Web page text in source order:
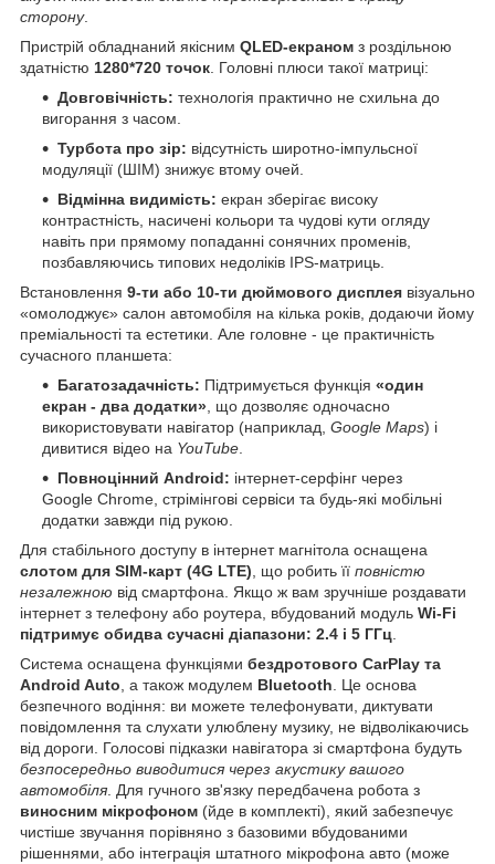
сторону.
Пристрій обладнаний якісним QLED-екраном з роздільною
здатністю 1280*720 точок. Головні плюси такої матриці:
Довговічність: технологія практично не схильна до
вигорання з часом.
Турбота про зір: відсутність широтно-імпульсної
модуляції (ШІМ) знижує втому очей.
Відмінна видимість: екран зберігає високу
контрастність, насичені кольори та чудові кути огляду
навіть при прямому попаданні сонячних променів,
позбавляючись типових недоліків IPS-матриць.
Встановлення 9-ти або 10-ти дюймового дисплея візуально
«омолоджує» салон автомобіля на кілька років, додаючи йому
преміальності та естетики. Але головне - це практичність
сучасного планшета:
Багатозадачність: Підтримується функція «один
екран - два додатки», що дозволяє одночасно
використовувати навігатор (наприклад, Google Maps) і
дивитися відео на YouTube.
Повноцінний Android: інтернет-серфінг через
Google Chrome, стрімінгові сервіси та будь-які мобільні
додатки завжди під рукою.
Для стабільного доступу в інтернет магнітола оснащена
слотом для SIM-карт (4G LTE), що робить її повністю
незалежною від смартфона. Якщо ж вам зручніше роздавати
інтернет з телефону або роутера, вбудований модуль Wi-Fi
підтримує обидва сучасні діапазони: 2.4 і 5 ГГц.
Система оснащена функціями бездротового CarPlay та
Android Auto, а також модулем Bluetooth. Це основа
безпечного водіння: ви можете телефонувати, диктувати
повідомлення та слухати улюблену музику, не відволікаючись
від дороги. Голосові підказки навігатора зі смартфона будуть
безпосередньо виводитися через акустику вашого
автомобіля. Для гучного зв'язку передбачена робота з
виносним мікрофоном (йде в комплекті), який забезпечує
чистіше звучання порівняно з базовими вбудованими
рішеннями, або інтеграція штатного мікрофона авто (може